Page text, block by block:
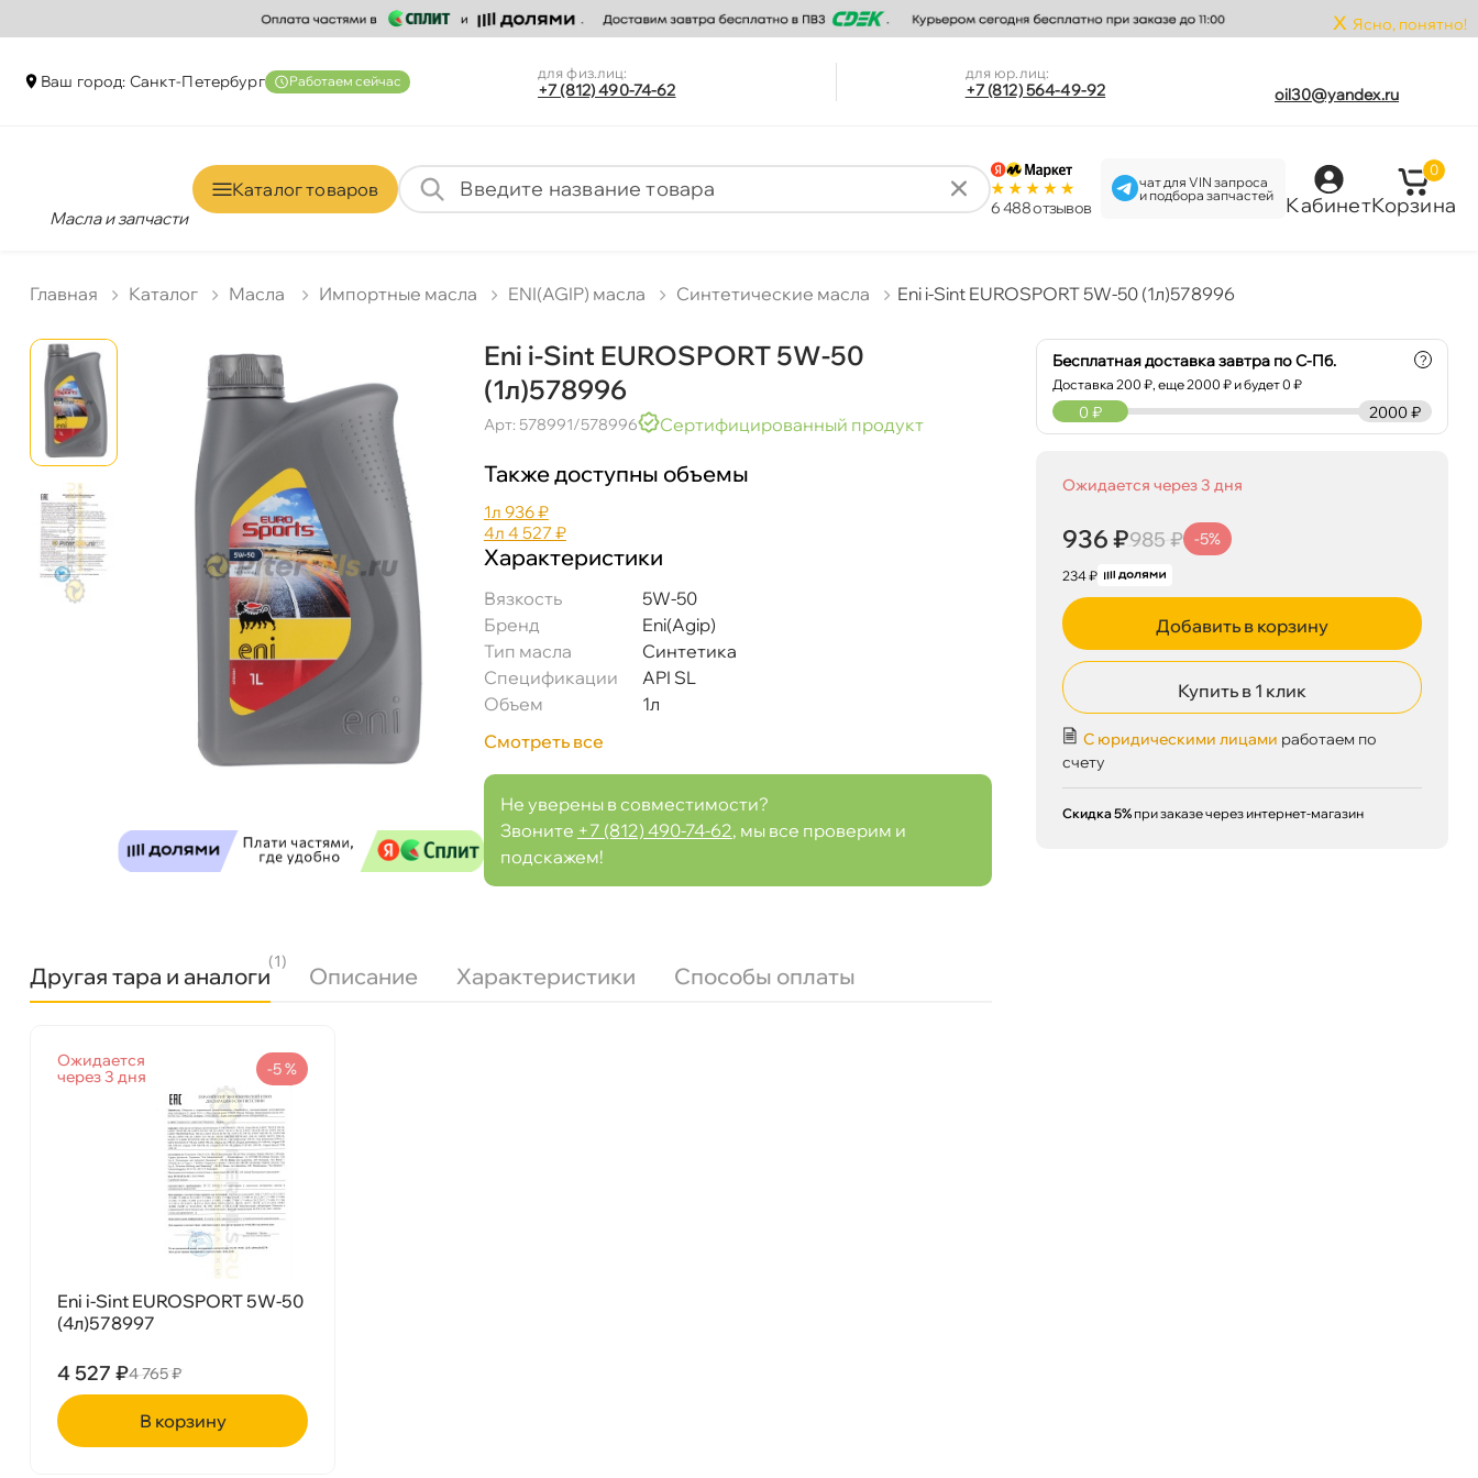
x Ясно, понятно!
аш город: Санкт-Петербур Работаем сейчас для физ.лиц:
+7 (812) 490-74-62
для юр.лиц:
+7 (812) 564-49-92 oil30@yandex.ru
Масла и запчасти
Каталог товаро
6 488 отзыво
чат для VIN запроса
и подбора запчастей
Кабинет
0
Корзина
Главная Катало Масла Импортные масла ENI(AGIP) масла Синтетические масла Eni i-Sint EUROSPORT 5W-50 (1л)578996
Eni i-Sint EUROSPORT 5W-50
(1л)578996
Арт: 578991/578996 Сертифицированный продукт
Также доступны объемы
1л 936 ₽
4л 4 527 ₽
Характеристики
язкость
5W-50
Бренд
Eni(Agip)
Тип масла
Синтетика
Спецификации
API SL
Объем
1л
Смотреть все
Не уверены в совместимости?
Звоните +7 (812) 490-74-62, мы все проверим и
подскажем!
Другая тара и аналоги
(1)
Описание Характеристики Способы оплаты
Eni i-Sint EUROSPORT 5W-50
(4л)578997
Ожидается
через 3 дня
4 527 ₽
-5 %
4 765 ₽
корзину
Бренд
Eni(Agip)
Тип масла
Синтетика
API SL
1л
578991/578996
Бесплатная доставка завтра по С-Пб.
Доставка200 ₽, еще2000 ₽ и будет 0 ₽
?
2000 ₽
0 ₽
Ожидается через 3 дня
936 ₽985 ₽ -5%
234 ₽
Добавить в корзину
Купить в 1 клик
С юридическими лицами работаем по
счету
Скидка 5% при заказе через интернет-магазин
Eni i-Sint EUROSPORT 5W-50 (1л)578996